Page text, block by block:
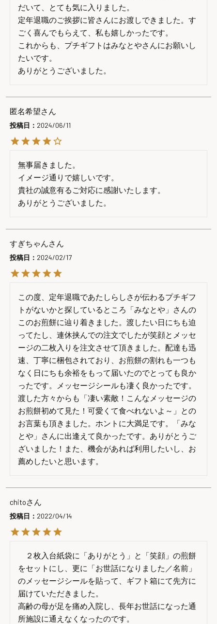
だいて、とても気に入りました。
定年退職のご挨拶に皆さんにお渡しできました。す
ごく喜んでもらえて、私も嬉しかったです。
これからも、プチギフトはみなとやさんにお願いし
たいです。
ありがとうございました。
匿名希望
投稿日 2024/06/11
無事届きました。
イメージ通りで嬉しいです。
貴社の誠意有るご対応に感謝いたします。
ありがとうございました。
すぎちゃん
投稿日 2024/02/17
この度、定年退職であたしらしさが伝わるプチギフ
トがないかと探しているところ「みなとや」さんの
このお煎餅に辿り着きました。渡したい日にちも迫
ってたし、連休挟んでの注文でしたが笑顔とメッセ
ージの二枚入りを注文させて頂きました。配達も迅
速、丁寧に梱包されており、お煎餅の割れも一つも
なく日にちも余裕をもって届いたのでとっても良か
ったです。メッセージシールも凄く良かったです。
渡した方々からも「凄い素敵！こんなメッセージの
お煎餅初めて見た！可愛くて食べれないよ～」との
お言葉も頂きました。ホントに大満足です。「みな
とや」さんに出逢えて良かったです。ありがとうご
ざいました！また、機会があれば利用したいし、お
薦めしたいと思います。
chito
投稿日 2022/04/14
２枚入台紙袋に「ありがとう」と「笑顔」の煎餅
をセットにし、更に「お世話になりました／名前」
のメッセージシールを貼って、ギフト箱にて先方に
届けていただきました。
高齢の母が足を痛め入院し、長年お世話になった通
所施設に通えなくなったのです。